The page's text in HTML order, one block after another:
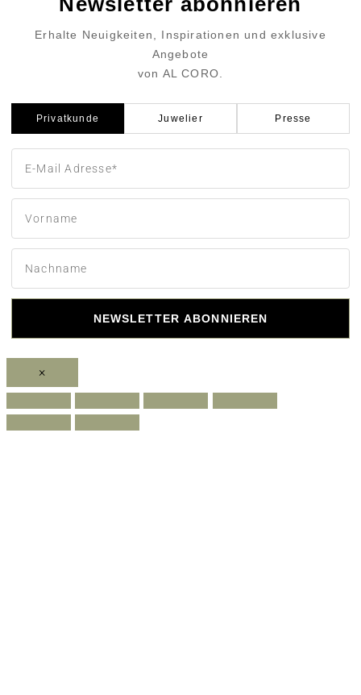
Erhalte Neuigkeiten, Inspirationen und exklusive
Angebote
von AL CORO.
Privatkunde Juwelier Presse
NEWSLETTER ABONNIEREN
×